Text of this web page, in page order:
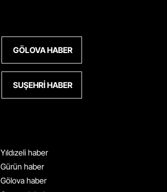
GÖLOVA HABER
SUŞEHRI HABER
Yıldızeli haber
Gürün haber
Gölova haber